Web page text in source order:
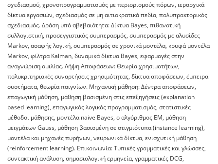
σχεδιασμού, χρονοπρογραμματισμός με περιορισμούς πόρων, ιεραρχικά
δίκτυα εργασιών, σχεδιασμός σε μη αιτιοκρατικά πεδία, πολυπρακτορικός
σχεδιασμός. Δράση υπό αβεβαιότητα: Δίκτυα Bayes, πιθανοτική
συλλογιστική, προσεγγιστικός συμπερασμός, συμπερασμός με αλυσίδες
Markov, ασαφής λογική, συμπερασμός σε χρονικά μοντέλα, κρυφά μοντέλα
Markov, φίλτρα Kalman, δυναμικά δίκτυα Bayes, εφαρμογές στην
αναγνώριση ομιλίας. Λήψη Αποφάσεων: Θεωρία χρησιμοτήτων,
πολυκριτηριακές συναρτήσεις χρησιμότητας, δίκτυα αποφάσεων, έμπειρα
συστήματα, θεωρία παιγνίων. Μηχανική μάθηση: Δέντρα αποφάσεων,
επαγωγική μάθηση, μάθηση βασισμένη στις επεξηγήσεις (explanation
based learning), επαγωγικός λογικός προγραμματισμός, στατιστικές
μέθοδοι μάθησης, μοντέλα naive Bayes, ο αλγόριθμος EM, μάθηση
μειγμάτων Gauss, μάθηση βασισμένη σε στιγμιότυπα (instance learning),
μοντέλα και μηχανές πυρήνων, νευρωνικά δίκτυα, ενισχυτική μάθηση
(reinforcement learning). Επικοινωνία: Τυπικές γραμματικές και γλώσσες,
συντακτική ανάλυση, σημασιολογική ερμηνεία, γραμματικές DCG,